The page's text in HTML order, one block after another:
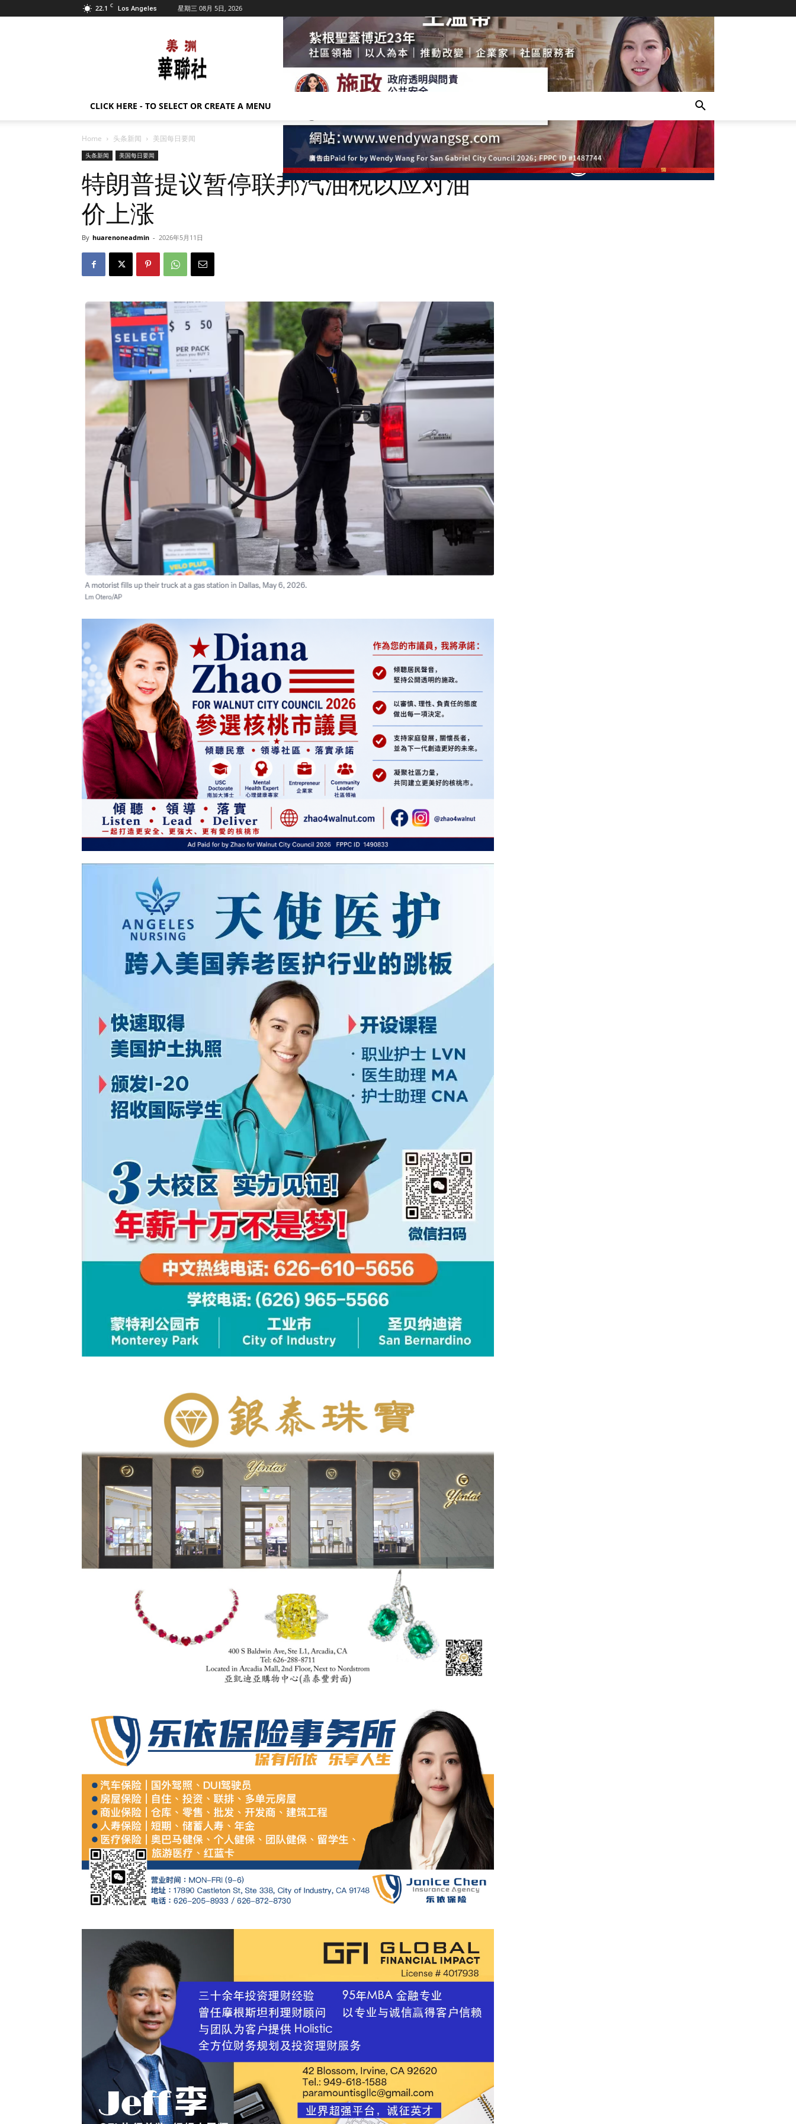
22.1 C Los Angeles 星期三 08月 5日, 2026
美
洲
华
联
CLICK HERE - TO SELECT OR CREATE A MENU
Home 头条新闻 美国每日要闻
头条新闻 美国每日要闻
特朗普提议暂停联邦汽油税以应对油
价上涨
By huarenoneadmin - 2026年5月11日
- Advertisement -